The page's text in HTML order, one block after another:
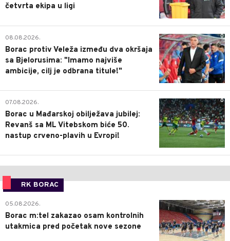
četvrta ekipa u ligi
0
08.08.2026.
Borac protiv Veleža između dva okršaja
sa Bjelorusima: "Imamo najviše
ambicije, cilj je odbrana titule!"
0
07.08.2026.
Borac u Mađarskoj obilježava jubilej:
Revanš sa ML Vitebskom biće 50.
nastup crveno-plavih u Evropi!
RK BORAC
0
05.08.2026.
Borac m:tel zakazao osam kontrolnih
utakmica pred početak nove sezone